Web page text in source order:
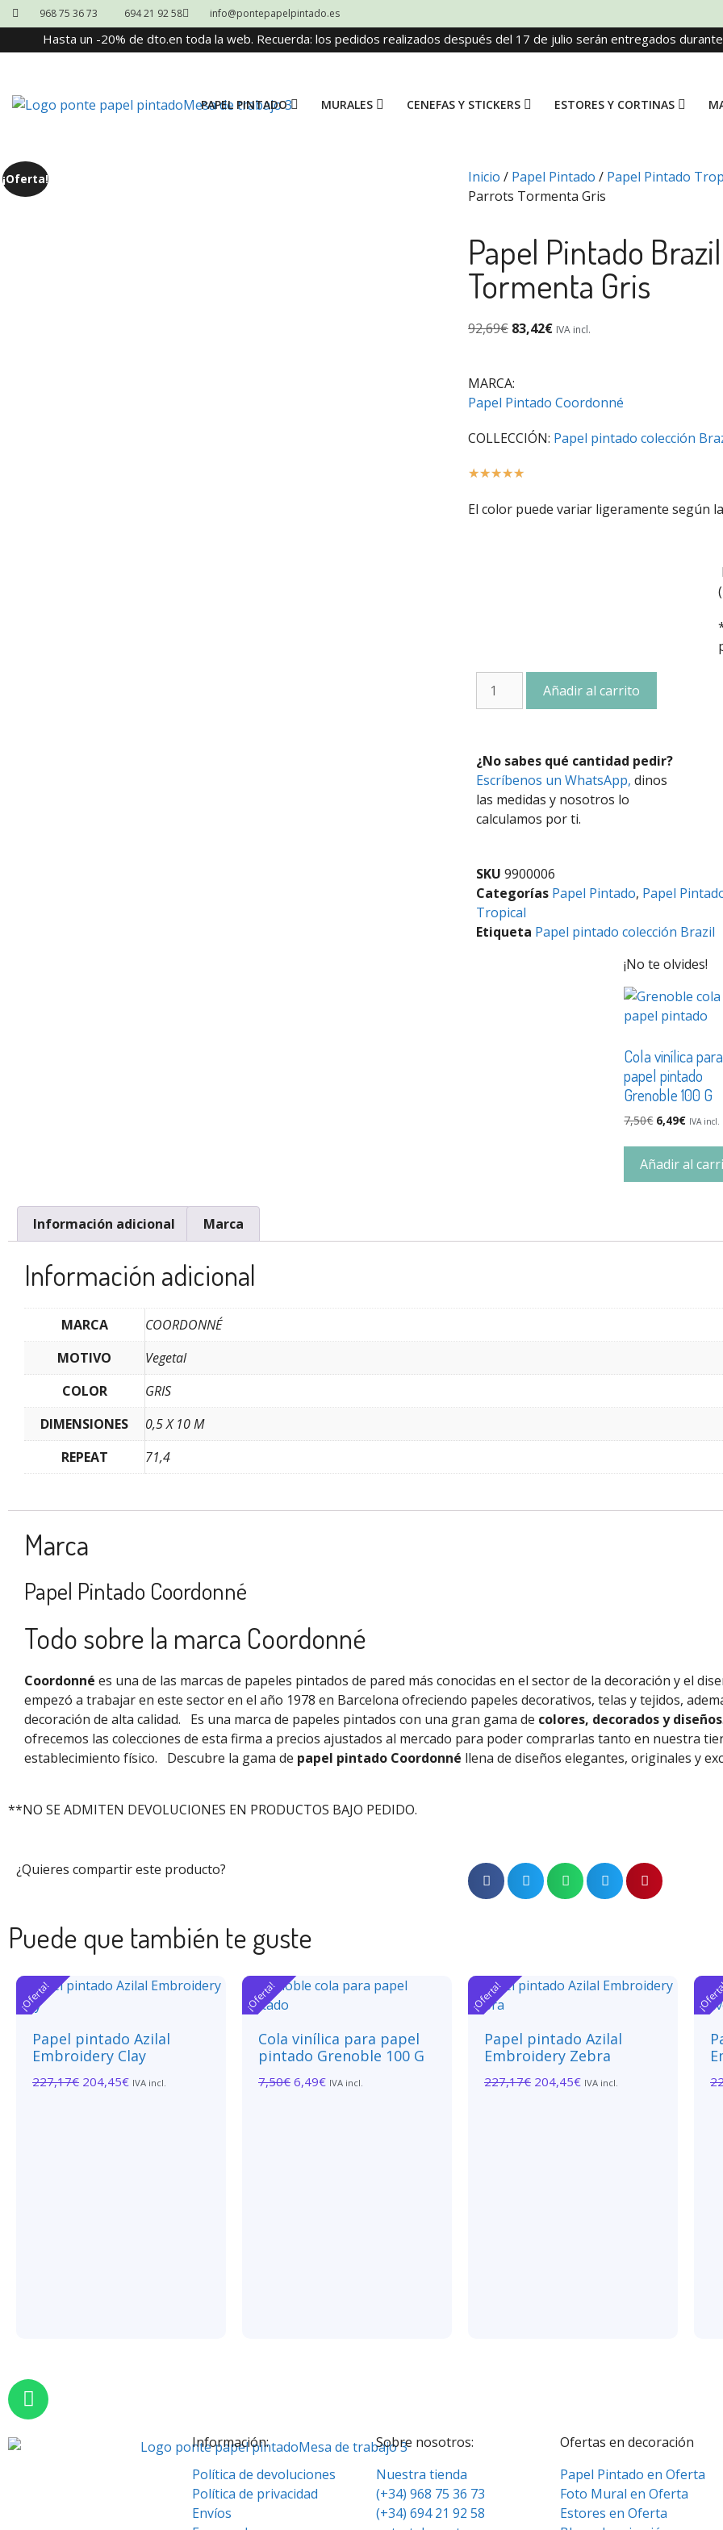
968 75 36 73 694 21 92 58 info@pontepapelpintado.es
Hasta un -20% de dto.en toda la web. Recuerda: los pedidos realizados después del 17 de julio serán entregados
PAPEL PINTADO MURALES CENEFAS Y STICKERS ESTORES Y CORTINAS
¡Oferta! Inicio / Papel Pintado / Papel Pintado
Parrots Tormenta Gris
Papel Pintado
Tormenta Gris
92,69€ 83,42€ IVA incl.
MARCA:
Papel Pintado Coordonné
COLLECCIÓN: Papel pintado colección
☆☆☆☆☆
El color puede variar ligeramente según
Añadir al carrito
¿No sabes qué cantidad pedir?
Escríbenos un WhatsApp, dinos
las medidas y nosotros lo
calculamos por ti.
SKU 9900006
Categorías Papel Pintado, Papel
Tropical
Etiqueta Papel pintado colección Brazil
¡No te olvides!
Cola vinílica para
papel pintado
Grenoble 100 G
7,50€ 6,49€ IVA incl.
Añadir al
Información adicional Marca
Información adicional
MARCA
COORDONNÉ
MOTIVO
Vegetal
COLOR
GRIS
DIMENSIONES
0,5 X 10 M
REPEAT
71,4
Marca
Papel Pintado Coordonné
Todo sobre la marca Coordonné
Coordonné es una de las marcas de papeles pintados de pared más conocidas en el sector de la decoración y el
empezó a trabajar en este sector en el año 1978 en Barcelona ofreciendo papeles decorativos, telas y tejidos,
decoración de alta calidad.
Es una marca de papeles pintados con una gran gama de colores, decorados y diseños
ofrecemos las colecciones de esta firma a precios ajustados al mercado para poder comprarlas tanto en nuestra
establecimiento físico.
Descubre la gama de papel pintado Coordonné llena de diseños elegantes, originales y
**NO SE ADMITEN DEVOLUCIONES EN PRODUCTOS BAJO PEDIDO.
¿Quieres compartir este producto?
Puede que también te guste
¡Oferta!
Papel pintado Azilal
Embroidery Clay
227,17€ 204,45€ IVA incl.
¡Oferta!
Cola vinílica para papel
pintado Grenoble 100 G
7,50€ 6,49€ IVA incl.
¡Oferta!
Papel pintado Azilal
Embroidery Zebra
227,17€ 204,45€ IVA incl.
Información:
Política de devoluciones
Política de privacidad
Envíos
Sobre nosotros:
Nuestra tienda
(+34) 968 75 36 73
(+34) 694 21 92 58
Ofertas en decoración
Papel Pintado en Oferta
Foto Mural en Oferta
Estores en Oferta